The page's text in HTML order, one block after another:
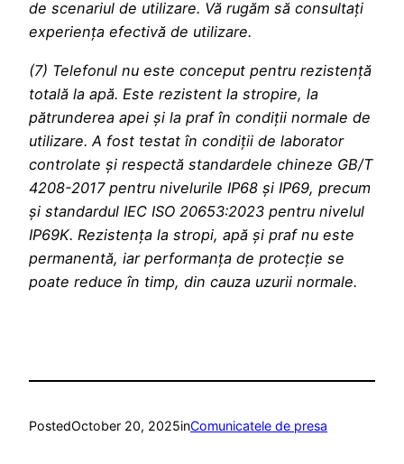
de scenariul de utilizare. Vă rugăm să consultați
experiența efectivă de utilizare.
(7) Telefonul nu este conceput pentru rezistență
totală la apă. Este rezistent la stropire, la
pătrunderea apei și la praf în condiții normale de
utilizare. A fost testat în condiții de laborator
controlate și respectă standardele chineze GB/T
4208-2017 pentru nivelurile IP68 și IP69, precum
și standardul IEC ISO 20653:2023 pentru nivelul
IP69K. Rezistența la stropi, apă și praf nu este
permanentă, iar performanța de protecție se
poate reduce în timp, din cauza uzurii normale.
PostedOctober 20, 2025inComunicatele de presa